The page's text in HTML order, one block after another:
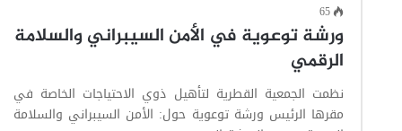
65
ورشة توعوية في الأمن السيبراني والسلامة
الرقمي
نظمت الجمعية القطرية لتأهيل ذوي الاحتياجات الخاصة في
مقرها الرئيس ورشة توعوية حول: الأمن السيبراني والسلامة